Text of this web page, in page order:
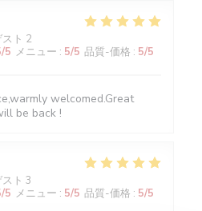
ト 2
/5 メニュー : 5/5 品質-価格 : 5/5
welcomed.Great
be back !
ト 3
/5 メニュー : 5/5 品質-価格 : 5/5